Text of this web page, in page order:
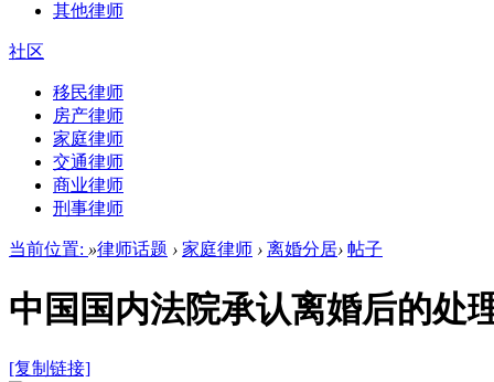
其他律师
社区
移民律师
房产律师
家庭律师
交通律师
商业律师
刑事律师
当前位置: »律师话题 › 家庭律师 › 离婚分居› 帖子
中国国内法院承认离婚后的处
[复制链接]